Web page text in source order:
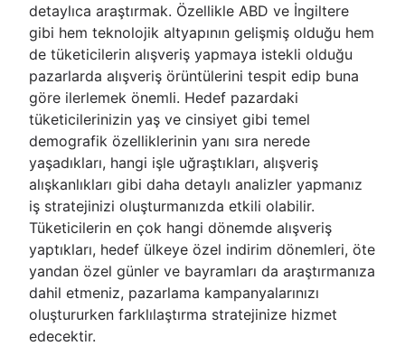
detaylıca araştırmak. Özellikle ABD ve İngiltere
gibi hem teknolojik altyapının gelişmiş olduğu hem
de tüketicilerin alışveriş yapmaya istekli olduğu
pazarlarda alışveriş örüntülerini tespit edip buna
göre ilerlemek önemli. Hedef pazardaki
tüketicilerinizin yaş ve cinsiyet gibi temel
demografik özelliklerinin yanı sıra nerede
yaşadıkları, hangi işle uğraştıkları, alışveriş
alışkanlıkları gibi daha detaylı analizler yapmanız
iş stratejinizi oluşturmanızda etkili olabilir.
Tüketicilerin en çok hangi dönemde alışveriş
yaptıkları, hedef ülkeye özel indirim dönemleri, öte
yandan özel günler ve bayramları da araştırmanıza
dahil etmeniz, pazarlama kampanyalarınızı
oluştururken farklılaştırma stratejinize hizmet
edecektir.